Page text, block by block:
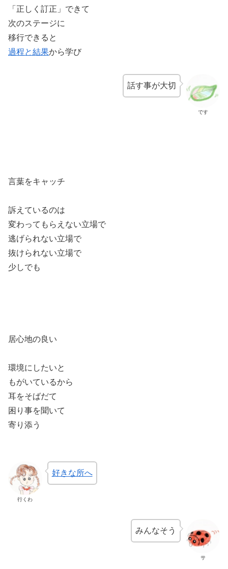
「正しく訂正」できて
次のステージに
移行できると
過程と結果から学び
です
話す事が大切
言葉をキャッチ
訴えているのは
変わってもらえない立場で
逃げられない立場で
抜けられない立場で
少しでも
居心地の良い
環境にしたいと
もがいているから
耳をそばだて
困り事を聞いて
寄り添う
行くわ
好きな所へ
サ
みんなそう